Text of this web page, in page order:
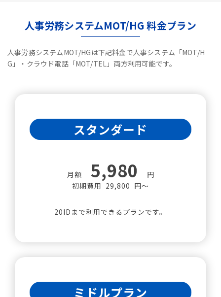
人事労務システムMOT/HG 料金プラン
人事労務システムMOT/HGは下記料金で人事システム「MOT/H
G」・クラウド電話「MOT/TEL」両方利用可能です。
スタンダード
月額 5,980
円
初期費用 29,800 円～
20IDまで利用できるプランです。
ミドルプラン